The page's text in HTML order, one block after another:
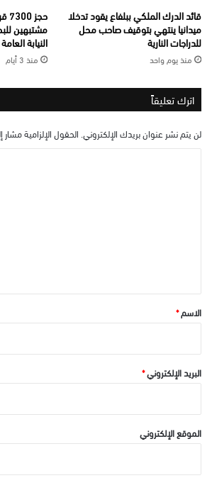
قائد الدرك الملكي ببلفاع يقود تدخلا
ميدانيا ينتهي بتوقيف صاحب محل
للدراجات النارية
منذ يوم واحد
مشتبهين
النيابة العامة
منذ 3 أيام
اترك تعليقاً
لن يتم نشر عنوان بريدك الإلكتروني. الحقول الإلزامية مشار
*الاسم*
البريد الإلكتروني*
الموقع الإلكتروني